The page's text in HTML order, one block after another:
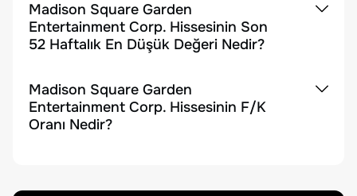
Madison Square Garden
Entertainment Corp. Hissesinin Son
52 Haftalık En Düşük Değeri Nedir?
Madison Square Garden
Entertainment Corp. Hissesinin F/K
Oranı Nedir?